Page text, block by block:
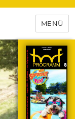
MENÜ